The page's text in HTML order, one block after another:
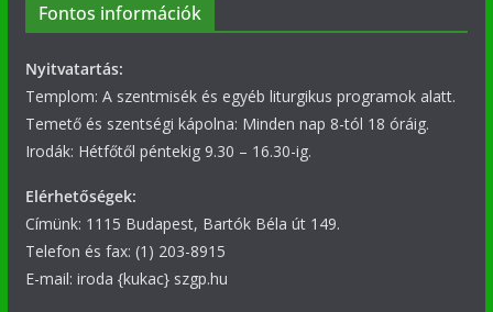
Fontos információk
Nyitvatartás:
Templom: A szentmisék és egyéb liturgikus programok alatt.
Temető és szentségi kápolna: Minden nap 8-tól 18 óráig.
Irodák: Hétfőtől péntekig 9.30 – 16.30-ig.
Elérhetőségek:
Címünk: 1115 Budapest, Bartók Béla út 149.
Telefon és fax: (1) 203-8915
E-mail: iroda {kukac} szgp.hu